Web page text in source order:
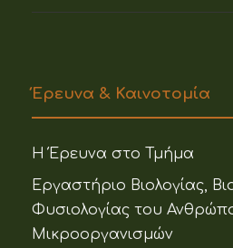
Έρευνα & Καινοτομία
Η Έρευνα στο Τμήμα
Εργαστήριο Βιολογίας,
Φυσιολογίας του
Μικροοργανισμών